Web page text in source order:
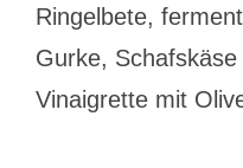
Ringelbete,
Gurke,
Vinaigrette mit